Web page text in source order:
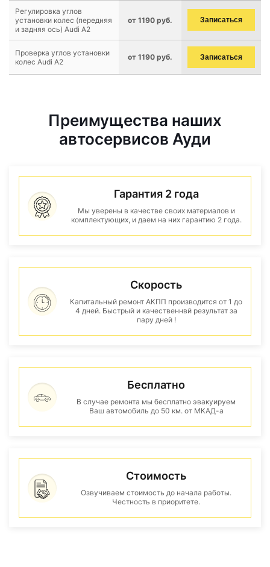
Регулировка углов
установки колес (передняя
и задняя ось) Audi A2
от 1190 руб. Записаться
Проверка углов установки
колес Audi A2
от 1190 руб. Записаться
Преимущества наших
автосервисов Ауди
Гарантия 2 года
Мы уверены в качестве своих материалов и
комплектующих, и даем на них гарантию 2 года.
Скорость
Капитальный ремонт АКПП производится от 1 до
4 дней. Быстрый и качественнвй результат за
пару дней !
Бесплатно
В случае ремонта мы бесплатно эвакуируем
Ваш автомобиль до 50 км. от МКАД-а
Стоимость
Озвучиваем стоимость до начала работы.
Честность в приоритете.